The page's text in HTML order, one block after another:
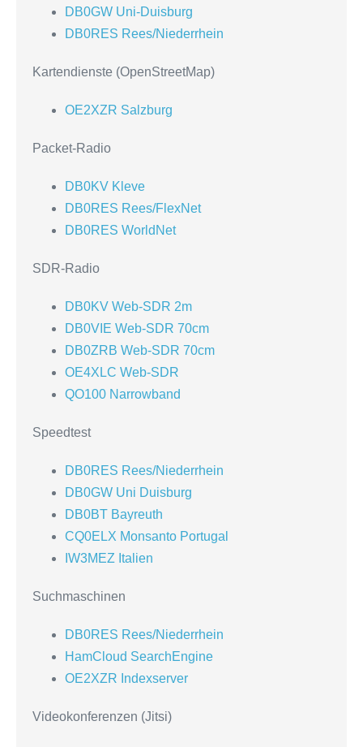
DB0GW Uni-Duisburg
DB0RES Rees/Niederrhein
Kartendienste (OpenStreetMap)
OE2XZR Salzburg
Packet-Radio
DB0KV Kleve
DB0RES Rees/FlexNet
DB0RES WorldNet
SDR-Radio
DB0KV Web-SDR 2m
DB0VIE Web-SDR 70cm
DB0ZRB Web-SDR 70cm
OE4XLC Web-SDR
QO100 Narrowband
Speedtest
DB0RES Rees/Niederrhein
DB0GW Uni Duisburg
DB0BT Bayreuth
CQ0ELX Monsanto Portugal
IW3MEZ Italien
Suchmaschinen
DB0RES Rees/Niederrhein
HamCloud SearchEngine
OE2XZR Indexserver
Videokonferenzen (Jitsi)